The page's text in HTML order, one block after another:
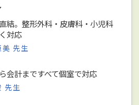
結。整形外科・皮膚科・小児科
対応
先生
会計まですべて個室で対応
先生